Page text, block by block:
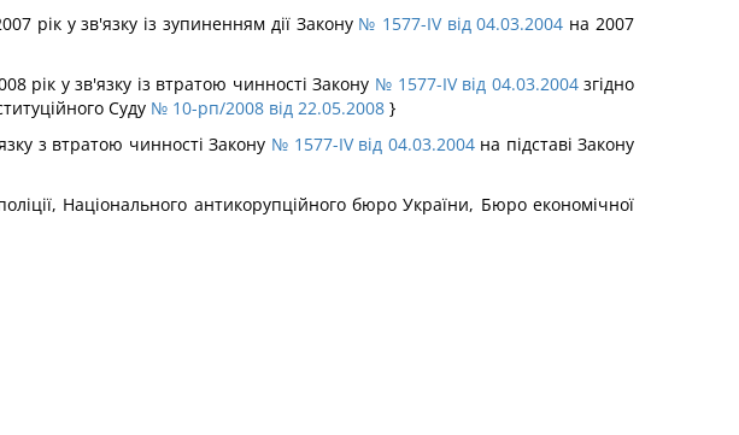
рік у зв'язку із зупиненням дії Закону № 1577-IV від 04.03.2004 на 2007
рік у зв'язку із втратою чинності Закону № 1577-IV від 04.03.2004згідно
Суду № 10-рп/2008 від 22.05.2008 }
з втратою чинності Закону № 1577-IV від 04.03.2004на підставі Закону
Національного антикорупційного бюро України, Бюро економічної